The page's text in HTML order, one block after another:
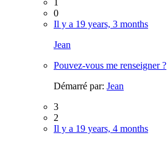
1
0
Il y a 19 years, 3 months
Jean
Pouvez-vous me renseigner ?
Démarré par: Jean
3
2
Il y a 19 years, 4 months